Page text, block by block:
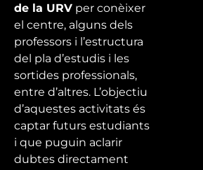
de la URV per conèixer
el centre, alguns dels
professors i l’estructura
del pla d’estudis i les
sortides professionals,
entre d’altres. L’objectiu
d’aquestes activitats és
captar futurs estudiants
i que puguin aclarir
dubtes directament